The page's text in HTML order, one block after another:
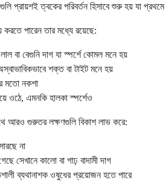
প্রায়শই ত্বকের পরিবর্তন হিসাবে শুরু হয় যা
পারেন তার মধ্যে রয়েছে:
বা বেগুনি দাগ যা স্পর্শে কোমল মনে হয়
শক্ত বা টাইট মনে হয়
মতো নকশা
ওঠে, এমনকি হালকা স্পর্শেও
আরও গুরুতর লক্ষণগুলি বিকাশ লাভ করে:
না
সেখানে কালো বা গাঢ় বাদামী দাগ
ব্যথানাশক ওষুধের প্রয়োজন হতে পারে